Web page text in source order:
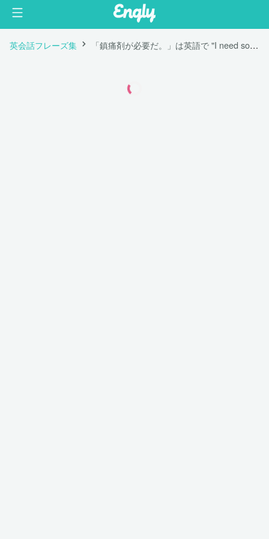
英会話フレーズ集 「鎮痛剤が必要だ。」は英語で "I need some painkillers."